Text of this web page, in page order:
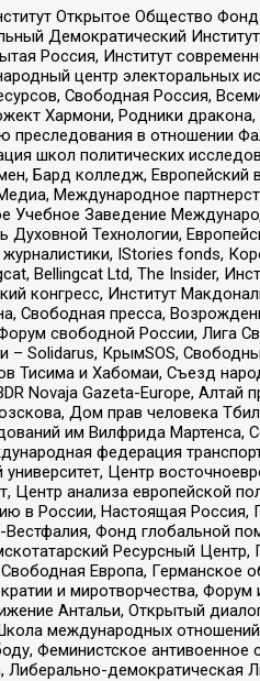
Открытое Общество
Демократический
Россия, Институт
центр электоральных
Свободная Россия,
Хармони, Родники дракона,
преследования в отношении
школ политических
Бард колледж,
Международное
Учебное Заведение
Духовной Технологии,
IStories fonds,
Bellingcat Ltd, The Insider,
конгресс, Институт
пресса,
свободной России, Лига
Solidarus, КрымSOS,
Тисима и Хабомаи, Съезд
Novaja Gazeta-Europe,
Дом прав человека
им Вилфрида
федерация
Центр
Центр анализа европейской
в России, Настоящая Россия,
Фонд глобальной
Ресурсный
Европа,
и миротворчества,
Антальи, Открытый
международных
Феминистское
демократическая